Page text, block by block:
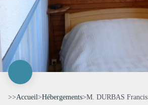
>>Accueil>Hébergements>M. DURBAS Francis